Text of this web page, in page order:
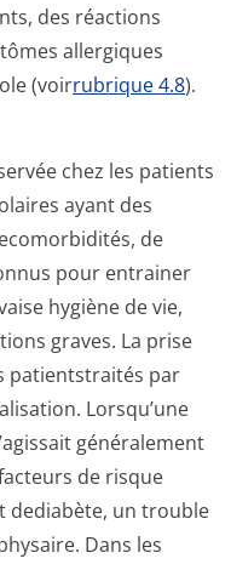
des réactions
allergiques
(voirrubrique 4.8).
chez les patients
ayant des
de
pour entrainer
hygiène de vie,
graves. La prise
patientstraités par
Lorsqu’une
généralement
de risque
dediabète, un trouble
Dans les